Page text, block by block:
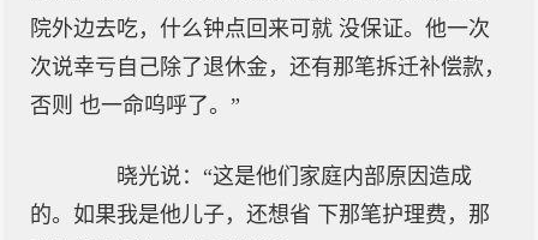
院外边去吃，什么钟点回来可就 没保证。他一次
次说幸亏自己除了退休金，还有那笔拆迁补偿款，
否则 也一命呜呼了。”
晓光说：“这是他们家庭内部原因造成
的。如果我是他儿子，还想省 下那笔护理费，那